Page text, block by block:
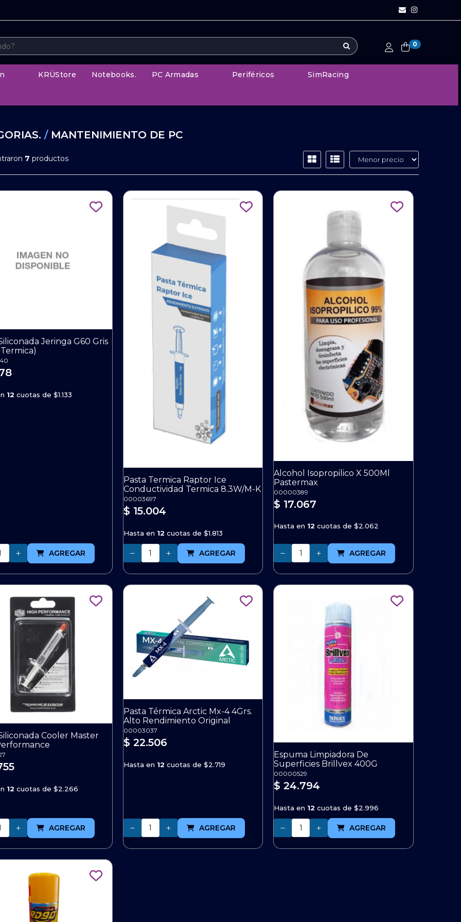
0
KRÜStore Notebooks. PC Armadas Periféricos SimRacing
/ MANTENIMIENTO DE PC
7 productos
Jeringa G60 Gris
12 cuotas de $1.133
AGREGAR
Pasta Termica Raptor Ice
Conductividad Termica 8.3W/M-K
00003697
$ 15.004
Hasta en 12 cuotas de $1.813
AGREGAR
Alcohol Isopropilico X 500Ml
Pastermax
00000389
$ 17.067
Hasta en 12 cuotas de$2.062
AGREGAR
Cooler Master
12 cuotas de $2.266
AGREGAR
Pasta Térmica Arctic Mx-4 4Grs.
Alto Rendimiento Original
00003037
$ 22.506
Hasta en 12 cuotas de $2.719
AGREGAR
Espuma Limpiadora De
Superficies Brillvex 400G
00000529
$ 24.794
Hasta en 12 cuotas de$2.996
AGREGAR